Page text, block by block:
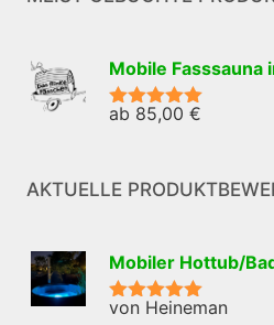
Mobile Fasssauna
Bewertet mit
ab 85,00€
AKTUELLE
Mobiler Hottub/
Bewertet mit
von Heineman